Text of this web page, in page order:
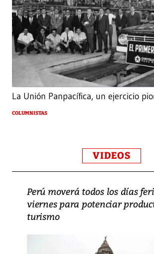
La Unión Panpacífica, un ejercicio
COLUMNISTAS
VIDEOS
Perú moverá todos los días
viernes para potenciar
turismo